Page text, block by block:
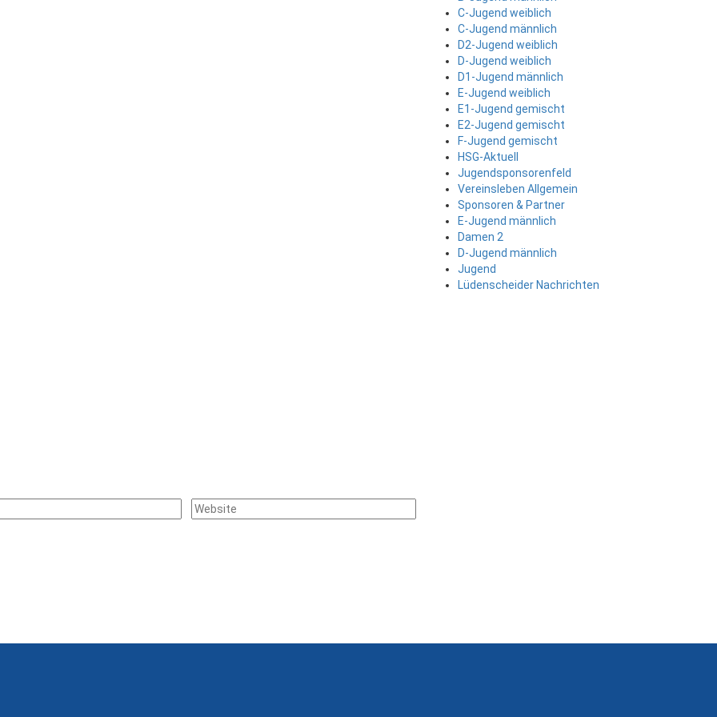
C-Jugend weiblich
C-Jugend männlich
D2-Jugend weiblich
D-Jugend weiblich
D1-Jugend männlich
E-Jugend weiblich
E1-Jugend gemischt
E2-Jugend gemischt
F-Jugend gemischt
HSG-Aktuell
Jugendsponsorenfeld
Vereinsleben Allgemein
Sponsoren & Partner
E-Jugend männlich
Damen 2
D-Jugend männlich
Jugend
Lüdenscheider Nachrichten